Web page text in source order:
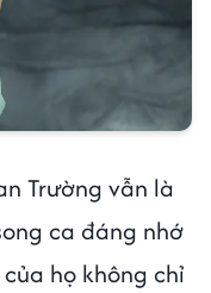
Trường vẫn là
ca đáng nhớ
họ không chỉ